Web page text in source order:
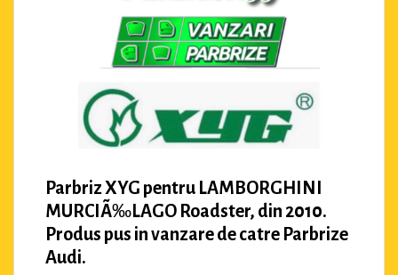
Parbriz XYG pentru LAMBORGHINI
MURCIÃ‰LAGO Roadster, din 2010.
Produs pus in vanzare de catre Parbrize
Audi.